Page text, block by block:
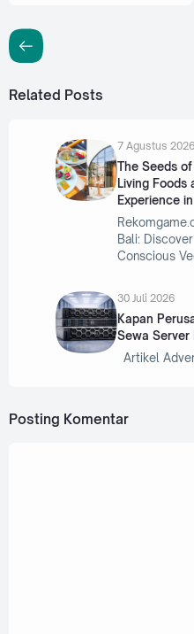
Related Posts
7 Agustus 2026
The Seeds
Living Foods
Experience
Bali:
Conscious
30 Juli 2026
Kapan
Sewa Server
Artikel
Posting Komentar